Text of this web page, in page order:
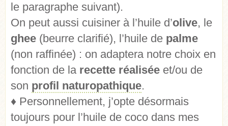
le paragraphe suivant).
On peut aussi cuisiner à l’huile d’olive, le
ghee (beurre clarifié), l’huile de palme
(non raffinée) : on adaptera notre choix en
fonction de la recette réalisée et/ou de
son profil naturopathique.
♦ Personnellement, j’opte désormais
toujours pour l’huile de coco dans mes